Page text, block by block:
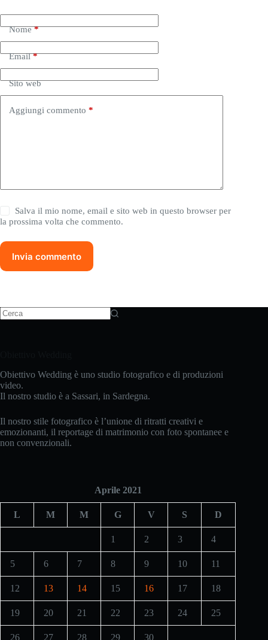
Nome*
Email*
Sito web
Aggiungi commento *
Salva il mio nome, email e sito web in questo browser per
la prossima volta che commento.
Invia commento
Obiettivo Wedding è uno studio fotografico e di produzioni
video.
Il nostro studio è a Sassari, in Sardegna.
Il nostro stile fotografico è l’unione di ritratti creativi e
emozionanti, il reportage di matrimonio con foto spontanee e
non convenzionali.
Aprile 2021
L M M G V S D
1 2 3 4
5 6 7 8 9 10 11
12 13 14 15 16 17 18
19 20 21 22 23 24 25
26 27 28 29 30